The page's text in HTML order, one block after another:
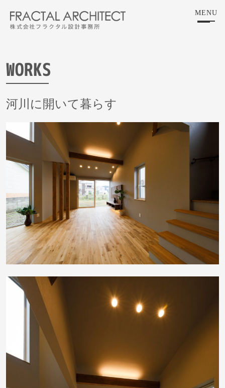
the
MENU
WORKS
河川に開いて暮らす